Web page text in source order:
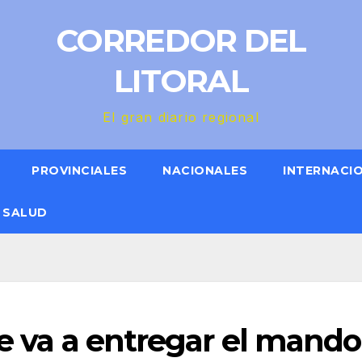
CORREDOR DEL
LITORAL
El gran diario regional
PROVINCIALES NACIONALES
SALUD
va a entregar el